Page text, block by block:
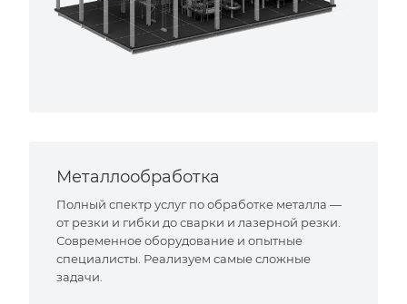
Металлообработка
Полный спектр услуг по обработке металла —
от резки и гибки до сварки и лазерной резки.
Современное оборудование и опытные
специалисты. Реализуем самые сложные
задачи.